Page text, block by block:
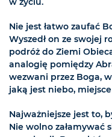
Nie jest łatwo zaufać
Wyszedł on ze swojej
podróż do Ziemi
analogię pomiędzy
wezwani przez Boga,
jaką jest niebo,
Najważniejsze jest to,
Nie wolno załamywać